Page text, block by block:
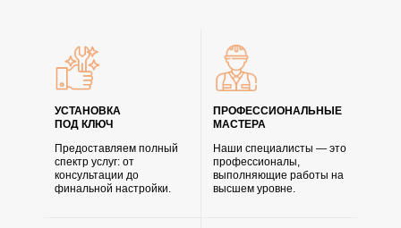
УСТАНОВКА
ПОД КЛЮЧ
ПРОФЕССИОНАЛЬНЫЕ
МАСТЕРА
Предоставляем полный
спектр услуг: от
консультации до
финальной настройки.
Наши специалисты — это
профессионалы,
выполняющие работы на
высшем уровне.